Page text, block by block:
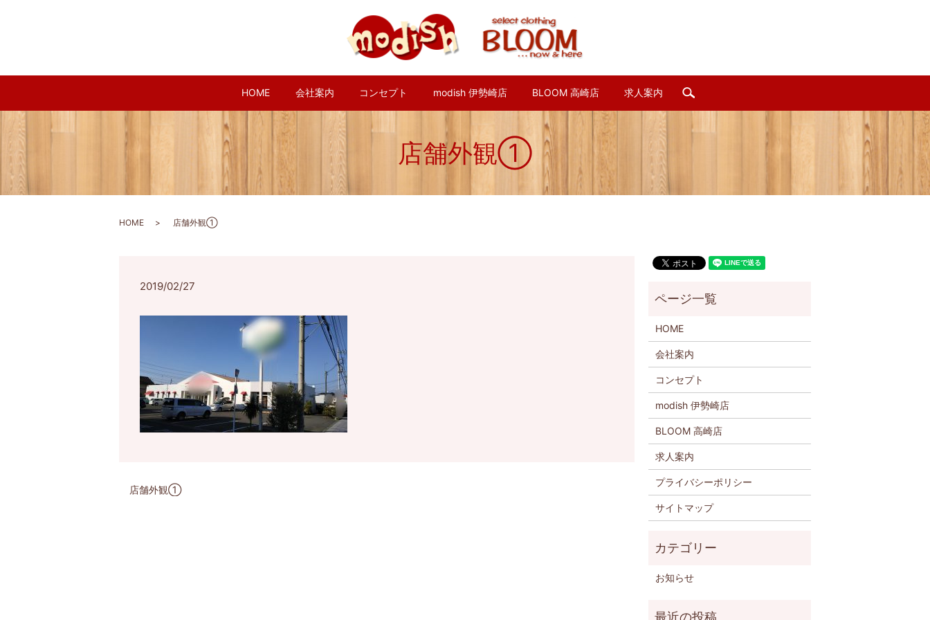
HOME 会社案内 コンセプト modish 伊勢崎店 BLOOM 高崎店 求人案内 search
店舗外観①
HOME 店舗外観①
2019/02/27
店舗外観①
HOME
会社案内
コンセプト
modish 伊勢崎店
BLOOM 高崎店
求人案内
プライバシーポリシー
サイトマップ
お知らせ